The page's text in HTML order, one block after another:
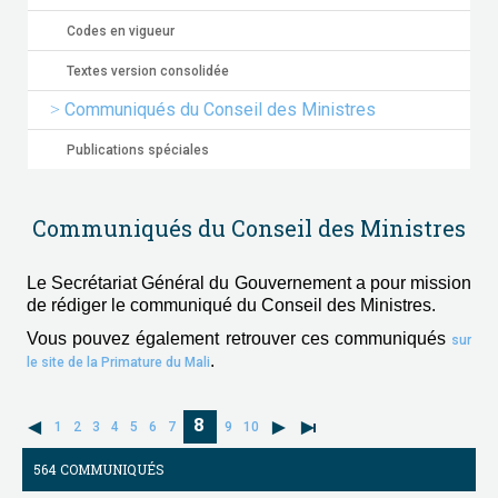
Codes en vigueur
Textes version consolidée
Communiqués du Conseil des Ministres
Publications spéciales
Communiqués du Conseil des Ministres
Le Secrétariat Général du Gouvernement a pour mission
de rédiger le communiqué du Conseil des Ministres.
Vous pouvez également retrouver ces communiqués sur
le site de la Primature du Mali.
1 2 3 4 5 6 7 8 9 10
564 COMMUNIQUÉS